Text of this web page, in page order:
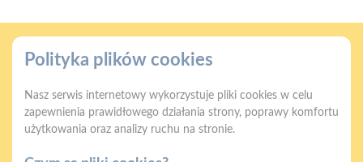
Gwarancja jakości
Zakupy w systemie
Polityka plików cookies
Nasz serwis internetowy wykorzystuje pliki cookies w celu
zapewnienia prawidłowego działania strony, poprawy komfortu
użytkowania oraz analizy ruchu na stronie.